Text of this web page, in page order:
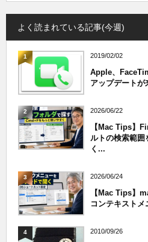
よく読まれている記事(今週)
1 2019/02/02
Apple、
アップデートが
2 2026/06/22
【Mac Tips】
ルトの検索範囲
く...
3 2026/06/24
【Mac Tips】
コンテキスト
4 2010/09/26